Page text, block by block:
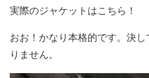
実際のジャケットはこちら！
おお！かなり本格的です。決
りません。